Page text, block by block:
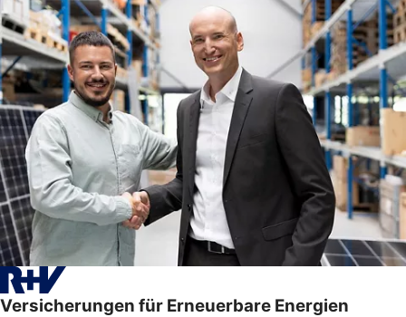
Versicherungen für Erneuerbare Energien